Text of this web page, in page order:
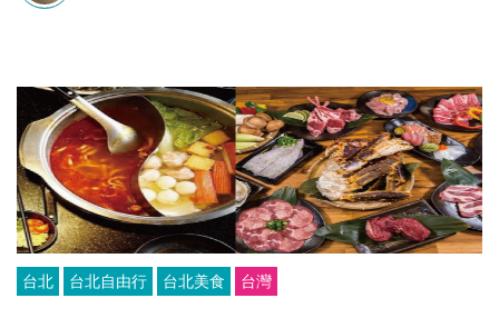
台北 台北自由行 台北美食 台灣